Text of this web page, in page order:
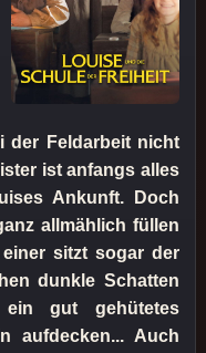
der Feldarbeit nicht
ist anfangs alles
Ankunft. Doch
allmählich füllen
sitzt sogar der
dunkle Schatten
gut gehütetes
aufdecken... Auch